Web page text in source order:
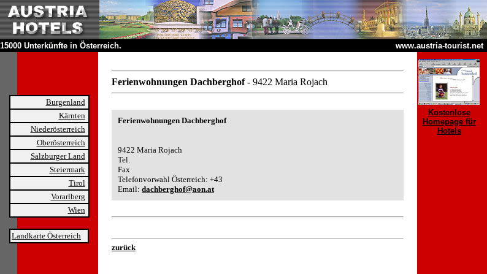
15000 Unterkünfte in Österreich. www.austria-tourist.net
Burgenland
Kärnten
Niederösterreich
Oberösterreich
Salzburger Land
Steiermark
Tirol
Vorarlberg
Wien
Landkarte Österreich
Ferienwohnungen Dachberghof- 9422 Maria Rojach
Ferienwohnungen Dachberghof
9422 Maria Rojach
Tel.
Fax
Telefonvorwahl Österreich: +43
Email: dachberghof@aon.at
zurück
Kostenlose
Homepage für
Hotels